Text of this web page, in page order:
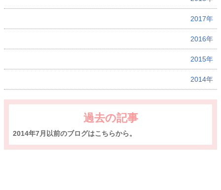
2017年
2016年
2015年
2014年
過去の記事
2014年7月以前のブログはこちらから。